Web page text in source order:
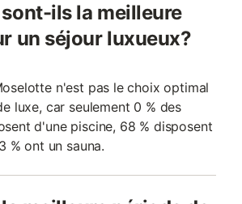
ils la meilleure
un séjour luxueux?
n'est pas le choix optimal
luxe, car seulement 0 % des
d'une piscine, 68 % disposent
% ont un sauna.